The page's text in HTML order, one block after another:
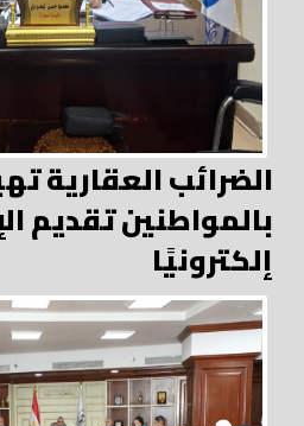
الضرائب العقارية
بالمواطنين تقديم
إلكترونيًا